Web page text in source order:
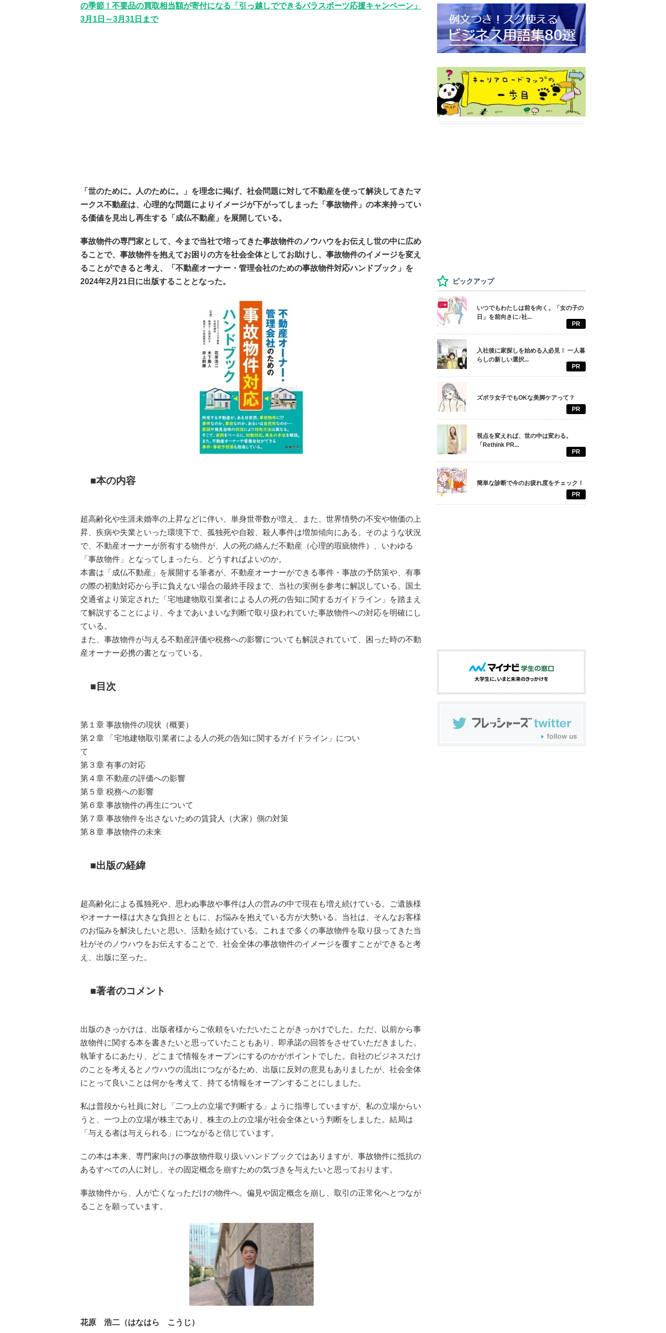
の季節！不要品の買取相当額が寄付になる「引っ越しでできるパラスポーツ応援キャンペーン」
3月1日～3月31日まで
「世のために。⼈のために。」を理念に掲げ、社会問題に対して不動産を使って解決してきたマ
ークス不動産は、心理的な問題によりイメージが下がってしまった「事故物件」の本来持ってい
る価値を見出し再生する「成仏不動産」を展開している。
事故物件の専門家として、今まで当社で培ってきた事故物件のノウハウをお伝えし世の中に広め
ることで、事故物件を抱えてお困りの方を社会全体としてお助けし、事故物件のイメージを変え
ることができると考え、「不動産オーナー・管理会社のための事故物件対応ハンドブック」を
2024年2月21日に出版することとなった。
本の内容
超高齢化や生涯未婚率の上昇などに伴い、単身世帯数が増え、また、世界情勢の不安や物価の上
昇、疾病や失業といった環境下で、孤独死や自殺、殺人事件は増加傾向にある。そのような状況
で、不動産オーナーが所有する物件が、人の死の絡んだ不動産（心理的瑕疵物件）、いわゆる
「事故物件」となってしまったら、どうすればよいのか。
本書は「成仏不動産」を展開する筆者が、不動産オーナーができる事件・事故の予防策や、有事
の際の初動対応から手に負えない場合の最終手段まで、当社の実例を参考に解説している。国土
交通省より策定された「宅地建物取引業者による人の死の告知に関するガイドライン」を踏まえ
て解説することにより、今まであいまいな判断で取り扱われていた事故物件への対応を明確にし
ている。
また、事故物件が与える不動産評価や税務への影響についても解説されていて、困った時の不動
産オーナー必携の書となっている。
目次
第１章 事故物件の現状（概要）
第２章 「宅地建物取引業者による人の死の告知に関するガイドライン」につい
て
第３章 有事の対応
第４章 不動産の評価への影響
第５章 税務への影響
第６章 事故物件の再生について
第７章 事故物件を出さないための賃貸人（大家）側の対策
第８章 事故物件の未来
出版の経緯
超高齢化による孤独死や、思わぬ事故や事件は人の営みの中で現在も増え続けている。ご遺族様
やオーナー様は大きな負担とともに、お悩みを抱えている方が大勢いる。当社は、そんなお客様
のお悩みを解決したいと思い、活動を続けている。これまで多くの事故物件を取り扱ってきた当
社がそのノウハウをお伝えすることで、社会全体の事故物件のイメージを覆すことができると考
え、出版に至った。
著者のコメント
出版のきっかけは、出版者様からご依頼をいただいたことがきっかけでした。ただ、以前から事
故物件に関する本を書きたいと思っていたこともあり、即承諾の回答をさせていただきました。
執筆するにあたり、どこまで情報をオープンにするのかがポイントでした。自社のビジネスだけ
のことを考えるとノウハウの流出につながるため、出版に反対の意見もありましたが、社会全体
にとって良いことは何かを考えて、持てる情報をオープンすることにしました。
私は普段から社員に対し「二つ上の立場で判断する」ように指導していますが、私の立場からい
うと、一つ上の立場が株主であり、株主の上の立場が社会全体という判断をしました。結局は
「与える者は与えられる」につながると信じています。
この本は本来、専門家向けの事故物件取り扱いハンドブックではありますが、事故物件に抵抗の
あるすべての人に対し、その固定概念を崩すための気づきを与えたいと思っております。
事故物件から、人が亡くなっただけの物件へ。偏見や固定概念を崩し、取引の正常化へとつなが
ることを願っています。
花原 浩二（はなはら こうじ）
ピックアップ
いつでもわたしは前を向く。「女の子の
日」を前向きに♪社...
PR
入社後に家探しを始める人必見！ 一人暮
らしの新しい選択...
PR
ズボラ女子でもOKな美脚ケアって？
PR
視点を変えれば、世の中は変わる。
「Rethink PR...
PR
簡単な診断で今のお疲れ度をチェック！
PR